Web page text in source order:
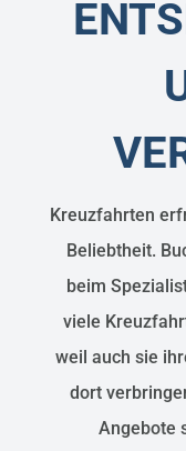
Kreuzfahrten
Beliebtheit.
beim
viele
weil auch sie
dort
Angebote